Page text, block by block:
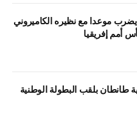
موعدا مع نظيره الكاميروني
أمم إفريقيا
طانطان بلقب البطولة الوطنية